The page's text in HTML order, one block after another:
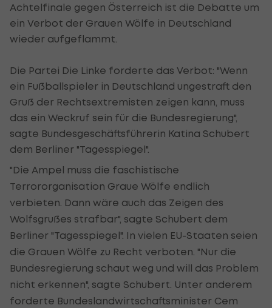
Achtelfinale gegen Österreich ist die Debatte um
ein Verbot der Grauen Wölfe in Deutschland
wieder aufgeflammt.
Die Partei Die Linke forderte das Verbot: "Wenn
ein Fußballspieler in Deutschland ungestraft den
Gruß der Rechtsextremisten zeigen kann, muss
das ein Weckruf sein für die Bundesregierung",
sagte Bundesgeschäftsführerin Katina Schubert
dem Berliner "Tagesspiegel".
"Die Ampel muss die faschistische
Terrororganisation Graue Wölfe endlich
verbieten. Dann wäre auch das Zeigen des
Wolfsgrußes strafbar", sagte Schubert dem
Berliner "Tagesspiegel". In vielen EU-Staaten seien
die Grauen Wölfe zu Recht verboten. "Nur die
Bundesregierung schaut weg und will das Problem
nicht erkennen", sagte Schubert. Unter anderem
forderte Bundeslandwirtschaftsminister Cem